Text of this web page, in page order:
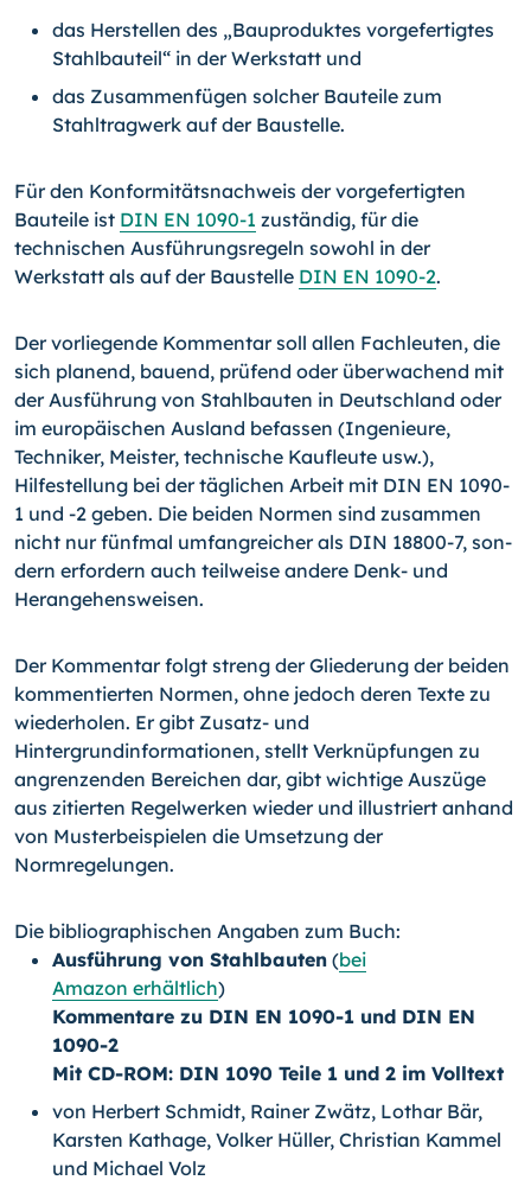
das Herstellen des „Bauproduktes vorgefertigtes
Stahlbauteil“ in der Werkstatt und
das Zusammenfügen solcher Bauteile zum
Stahltragwerk auf der Baustelle.
Für den Konformitätsnachweis der vorgefertigten
Bauteile ist DIN EN 1090-1 zustän­dig, für die
technischen Ausführungsregeln sowohl in der
Werkstatt als auf der Bau­stelle DIN EN 1090-2.
Der vorliegende Kommentar soll allen Fachleuten, die
sich planend, bauend, prüfend oder überwachend mit
der Ausführung von Stahlbauten in Deutschland oder
im euro­päischen Ausland befassen (Ingenieure,
Techniker, Meister, technische Kaufleute usw.),
Hilfestellung bei der täglichen Arbeit mit DIN EN 1090-
1 und -2 geben. Die beiden Normen sind zusammen
nicht nur fünfmal umfangreicher als DIN 18800-7, son­
dern erfordern auch teilweise andere Denk- und
Herangehensweisen.
Der Kommentar folgt streng der Gliederung der beiden
kommentierten Normen, ohne jedoch deren Texte zu
wiederholen. Er gibt Zusatz- und
Hintergrundinformationen, stellt Verknüpfungen zu
angrenzenden Bereichen dar, gibt wichtige Auszüge
aus zitierten Regelwerken wieder und illustriert anhand
von Musterbeispielen die Umset­zung der
Normregelungen.
Die bibliographischen Angaben zum Buch:
Ausführung von Stahlbauten (bei
Amazon erhältlich)
Kommentare zu DIN EN 1090-1 und DIN EN
1090-2
Mit CD-ROM: DIN 1090 Teile 1 und 2 im Volltext
von Herbert Schmidt, Rainer Zwätz, Lothar Bär,
Karsten Kathage, Volker Hüller, Christian Kammel
und Michael Volz